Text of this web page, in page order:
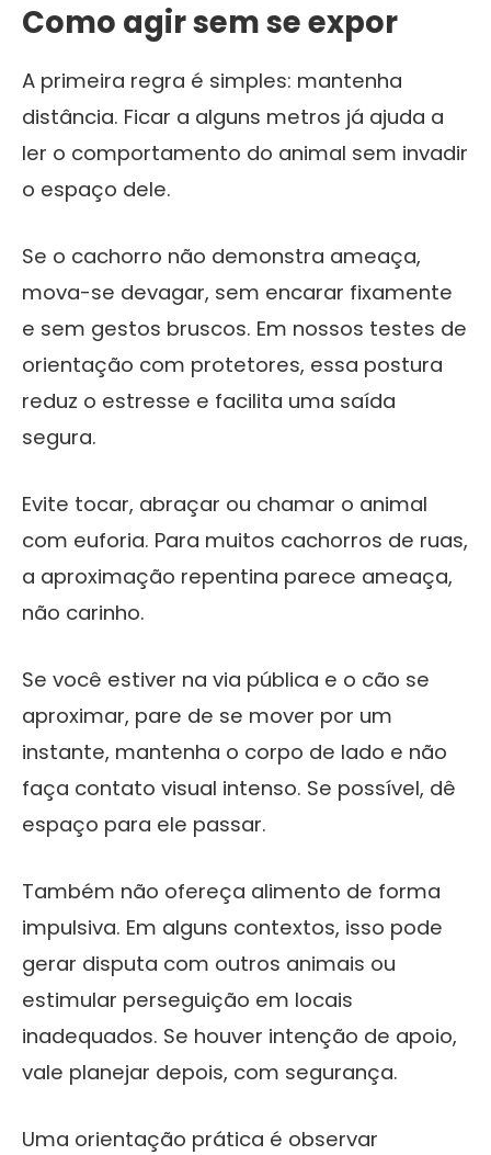
Como agir sem se expor
A primeira regra é simples: mantenha
distância. Ficar a alguns metros já ajuda a
ler o comportamento do animal sem invadir
o espaço dele.
Se o cachorro não demonstra ameaça,
mova-se devagar, sem encarar fixamente
e sem gestos bruscos. Em nossos testes de
orientação com protetores, essa postura
reduz o estresse e facilita uma saída
segura.
Evite tocar, abraçar ou chamar o animal
com euforia. Para muitos cachorros de ruas,
a aproximação repentina parece ameaça,
não carinho.
Se você estiver na via pública e o cão se
aproximar, pare de se mover por um
instante, mantenha o corpo de lado e não
faça contato visual intenso. Se possível, dê
espaço para ele passar.
Também não ofereça alimento de forma
impulsiva. Em alguns contextos, isso pode
gerar disputa com outros animais ou
estimular perseguição em locais
inadequados. Se houver intenção de apoio,
vale planejar depois, com segurança.
Uma orientação prática é observar